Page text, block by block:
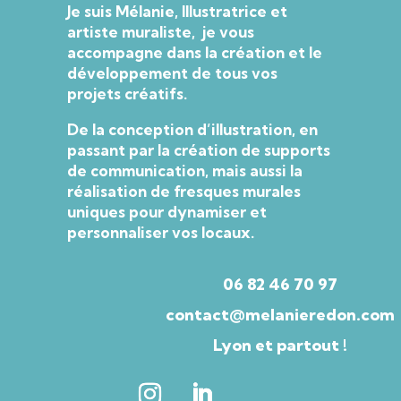
Je suis Mélanie, Illustratrice et
artiste muraliste, je vous
accompagne dans la création et le
développement de tous vos
projets créatifs.
De la conception d’illustration, en
passant par la création de supports
de communication, mais aussi la
réalisation de fresques murales
uniques pour dynamiser et
personnaliser vos locaux.
06 82 46 70 97
contact@melanieredon.com
Lyon et partout !